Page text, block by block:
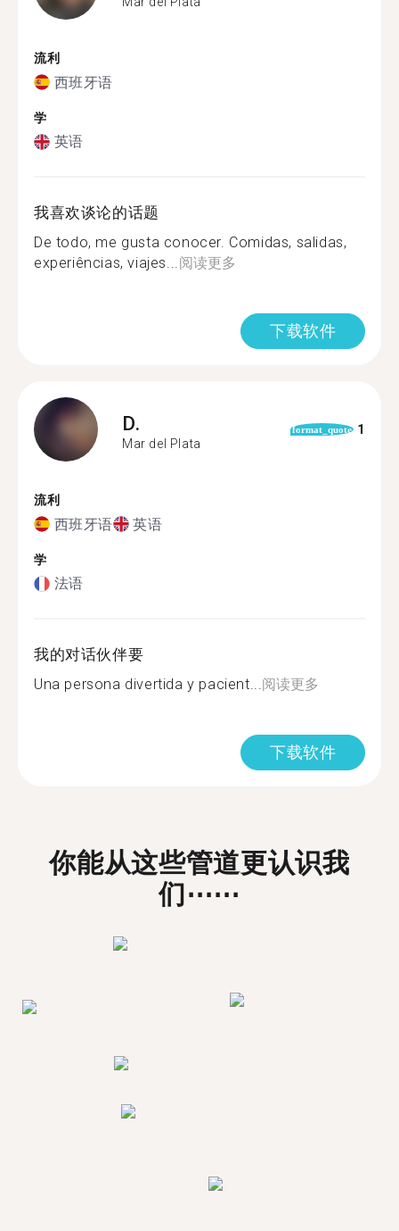
流利
西班牙语
学
英语
我喜欢谈论的话题
De todo, me gusta conocer. Comidas, salidas,
experiências, viajes...阅读更多
下载软件
D.
Mar del Plata
format_quote 1
流利
西班牙语 英语
学
法语
我的对话伙伴要
Una persona divertida y pacient...阅读更多
下载软件
你能从这些管道更认识我
们⋯⋯